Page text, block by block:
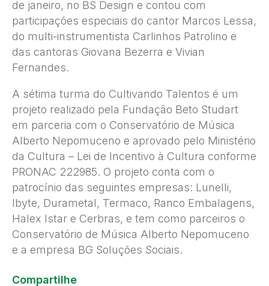
de janeiro, no BS Design e contou com
participações especiais do cantor Marcos Lessa,
do multi-instrumentista Carlinhos Patrolino e
das cantoras Giovana Bezerra e Vivian
Fernandes.
A sétima turma do Cultivando Talentos é um
projeto realizado pela Fundação Beto Studart
em parceria com o Conservatório de Música
Alberto Nepomuceno e aprovado pelo Ministério
da Cultura – Lei de Incentivo à Cultura conforme
PRONAC 222985. O projeto conta com o
patrocínio das seguintes empresas: Lunelli,
Ibyte, Durametal, Termaco, Ranco Embalagens,
Halex Istar e Cerbras, e tem como parceiros o
Conservatório de Música Alberto Nepomuceno
e a empresa BG Soluções Sociais.
Compartilhe